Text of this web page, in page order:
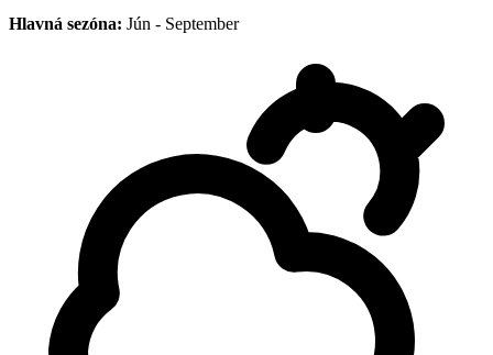
Hlavná sezóna: Jún - September